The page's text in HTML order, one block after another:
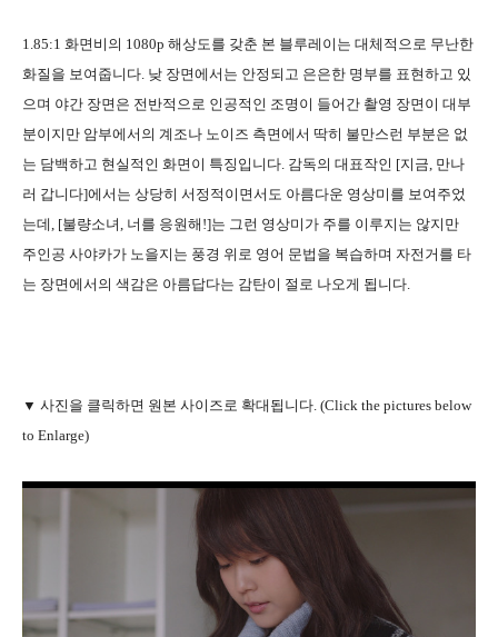
1.85:1 화면비의 1080p 해상도를 갖춘 본 블루레이는 대체적으로 무난한
화질을 보여줍니다. 낮 장면에서는 안정되고 은은한 명부를 표현하고 있
으며 야간 장면은 전반적으로 인공적인 조명이 들어간 촬영 장면이 대부
분이지만 암부에서의 계조나 노이즈 측면에서 딱히 불만스런 부분은 없
는 담백하고 현실적인 화면이 특징입니다. 감독의 대표작인 [지금, 만나
러 갑니다]에서는 상당히 서정적이면서도 아름다운 영상미를 보여주었
는데, [불량소녀, 너를 응원해!]는 그런 영상미가 주를 이루지는 않지만
주인공 사야카가 노을지는 풍경 위로 영어 문법을 복습하며 자전거를 타
는 장면에서의 색감은 아름답다는 감탄이 절로 나오게 됩니다.
▼ 사진을 클릭하면 원본 사이즈로 확대됩니다. (Click the pictures below
to Enlarge)